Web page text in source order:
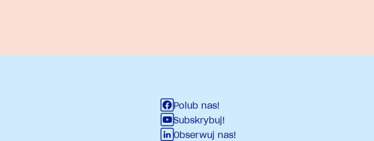
Polub nas!
Subskrybuj!
Obserwuj nas!